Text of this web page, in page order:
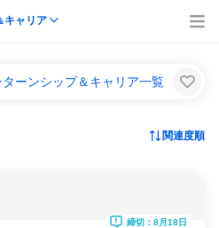
キャリア
ーンシップ＆キャリア一覧
関連度順
締切：8月18日